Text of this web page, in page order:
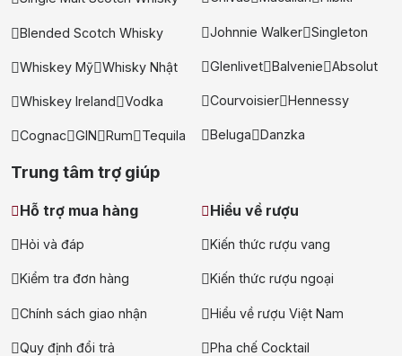
Blended Scotch Whisky
Whiskey Mỹ Whisky Nhật
Whiskey Ireland Vodka
Cognac GIN Rum Tequila
Johnnie Walker Singleton
Glenlivet Balvenie Absolut
Courvoisier Hennessy
Beluga Danzka
Trung tâm trợ giúp
Hỗ trợ mua hàng
Hỏi và đáp
Kiểm tra đơn hàng
Chính sách giao nhận
Quy định đổi trả
Hiểu về rượu
Kiến thức rượu vang
Kiến thức rượu ngoại
Hiểu về rượu Việt Nam
Pha chế Cocktail